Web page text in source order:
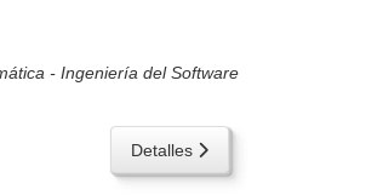
- Ingeniería del Software
Detalles